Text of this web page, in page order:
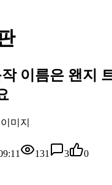
이름은 왠지
131 3 0